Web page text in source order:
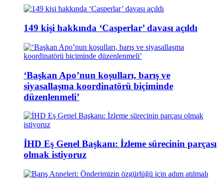
149 kişi hakkında ‘Casperlar’ davası açıldı
‘Başkan Apo’nun koşulları, barış ve
siyasallaşma koordinatörü biçiminde
düzenlenmeli’
İHD Eş Genel Başkanı: İzleme sürecinin parçası
olmak istiyoruz